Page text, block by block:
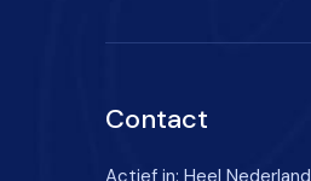
Contact
Actief in: Heel Nederland